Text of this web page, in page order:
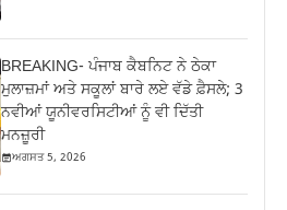
BREAKING- ਪੰਜਾਬ ਕੈਬਨਿਟ ਨੇ ਠੇਕਾ
ਮੁਲਾਜ਼ਮਾਂ ਅਤੇ ਸਕੂਲਾਂ ਬਾਰੇ ਲਏ ਵੱਡੇ ਫ਼ੈਸਲੇ; 3
ਨਵੀਆਂ ਯੂਨੀਵਰਸਿਟੀਆਂ ਨੂੰ ਵੀ ਦਿੱਤੀ
ਮਨਜ਼ੂਰੀ
ਅਗਸਤ 5, 2026